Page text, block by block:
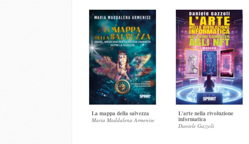
La mappa della salvezza
Maria Maddalena Armenise
L’arte nella rivoluzione
informatica
Daniele Gazzoli